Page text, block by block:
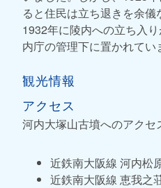
ると住民は立ち退きを余儀
1932年に陵内への立ち入
内庁の管理下に置かれてい
観光情報
アクセス
河内大塚山古墳へのアクセ
近鉄南大阪線 河内松
近鉄南大阪線 恵我之